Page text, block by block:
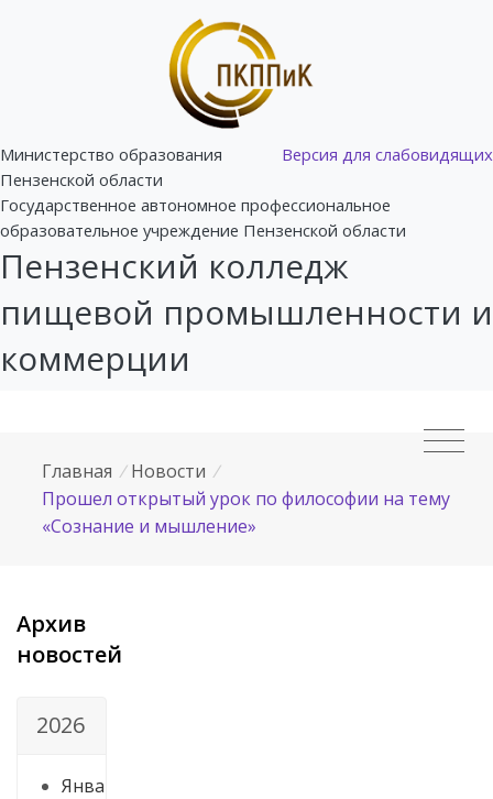
Версия для слабовидящих
Министерство образования
Пензенской области
Государственное автономное профессиональное
образовательное учреждение Пензенской области
Пензенский колледж
пищевой промышленности и
коммерции
Главная / Новости /
Прошел открытый урок по философии на тему
«Сознание и мышление»
Архив
новостей
2026
Янва